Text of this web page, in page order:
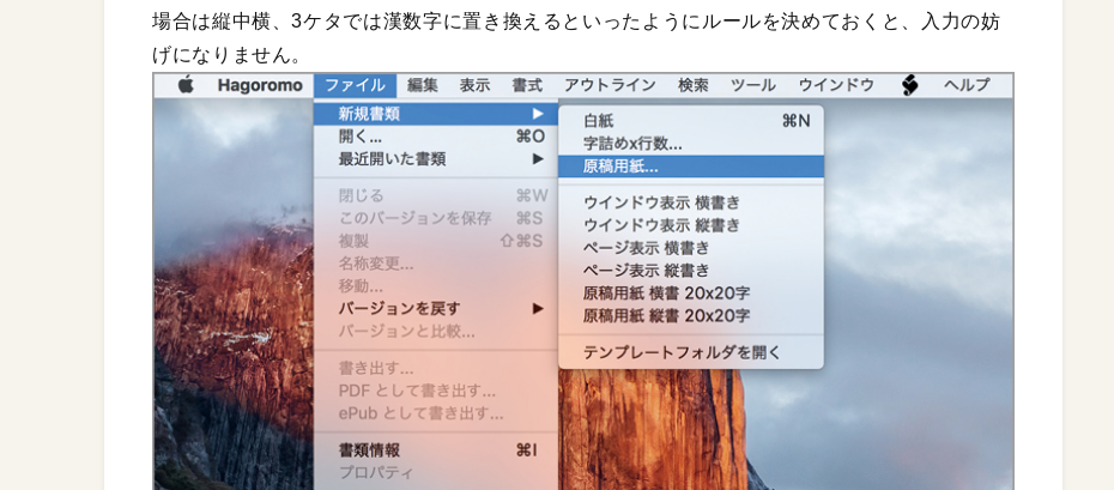
場合は縦中横、3ケタでは漢数字に置き換えるといったようにルールを決めておくと、入力の妨
げになりません。